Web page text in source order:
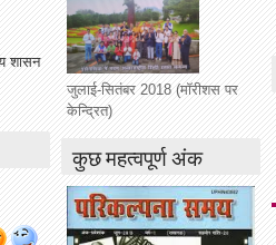
शासन
जुलाई-सितंबर 2018 (मॉरीशस पर
केन्द्रित)
कुछ महत्वपूर्ण अंक